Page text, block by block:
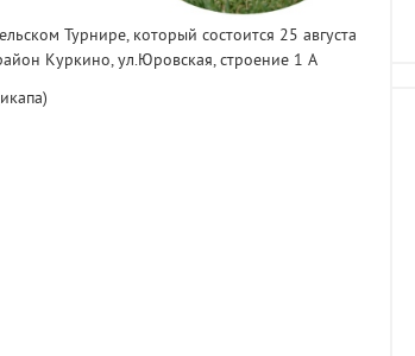
Турнире, который состоится 25 августа
Куркино, ул.Юровская, строение 1 А